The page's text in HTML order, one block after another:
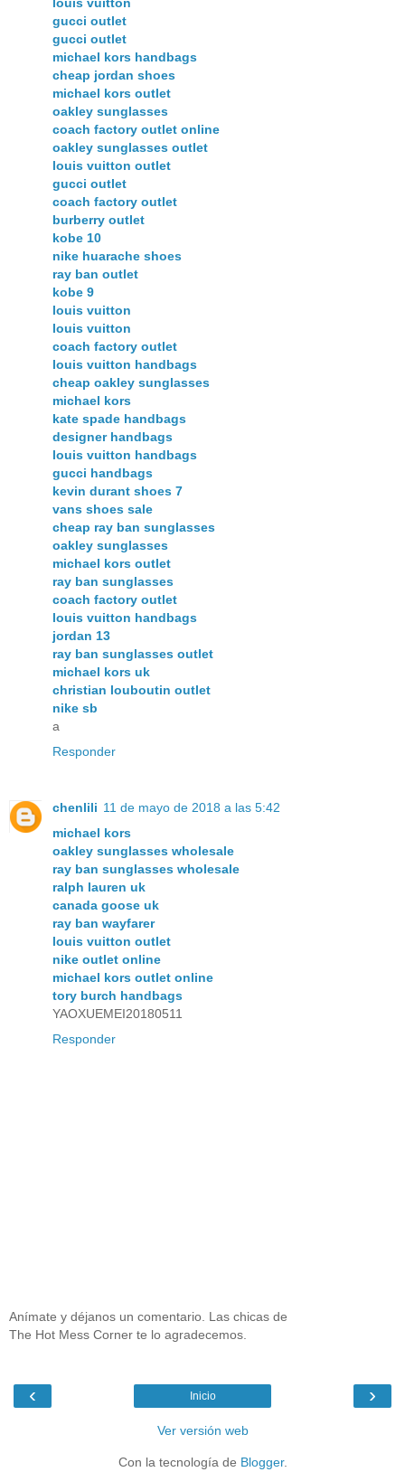
gucci outlet
gucci outlet
michael kors handbags
cheap jordan shoes
michael kors outlet
oakley sunglasses
coach factory outlet online
oakley sunglasses outlet
louis vuitton outlet
gucci outlet
coach factory outlet
burberry outlet
kobe 10
nike huarache shoes
ray ban outlet
kobe 9
louis vuitton
louis vuitton
coach factory outlet
louis vuitton handbags
cheap oakley sunglasses
michael kors
kate spade handbags
designer handbags
louis vuitton handbags
gucci handbags
kevin durant shoes 7
vans shoes sale
cheap ray ban sunglasses
oakley sunglasses
michael kors outlet
ray ban sunglasses
coach factory outlet
louis vuitton handbags
jordan 13
ray ban sunglasses outlet
michael kors uk
christian louboutin outlet
nike sb
a
Responder
chenlili 11 de mayo de 2018 a las 5:42
michael kors
oakley sunglasses wholesale
ray ban sunglasses wholesale
ralph lauren uk
canada goose uk
ray ban wayfarer
louis vuitton outlet
nike outlet online
michael kors outlet online
tory burch handbags
YAOXUEMEI20180511
Responder
Anímate y déjanos un comentario. Las chicas de
The Hot Mess Corner te lo agradecemos.
‹ ›
Inicio
Ver versión web
Con la tecnología de Blogger.